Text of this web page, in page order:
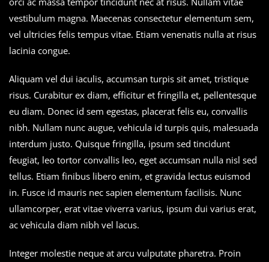
vestibulum magna. Maecenas consectetur elementum sem,
vel ultricies felis tempus vitae. Etiam venenatis nulla at risus
lacinia congue.
Aliquam vel dui iaculis, accumsan turpis sit amet, tristique
risus. Curabitur ex diam, efficitur et fringilla et, pellentesque
eu diam. Donec id sem egestas, placerat felis eu, convallis
nibh. Nullam nunc augue, vehicula id turpis quis, malesuada
interdum justo. Quisque fringilla, ipsum sed tincidunt
feugiat, leo tortor convallis leo, eget accumsan nulla nisl sed
tellus. Etiam finibus libero enim, et gravida lectus euismod
in. Fusce id mauris nec sapien elementum facilisis. Nunc
ullamcorper, erat vitae viverra varius, ipsum dui varius erat,
ac vehicula diam nibh vel lacus.
Integer molestie neque at arcu vulputate pharetra. Proin